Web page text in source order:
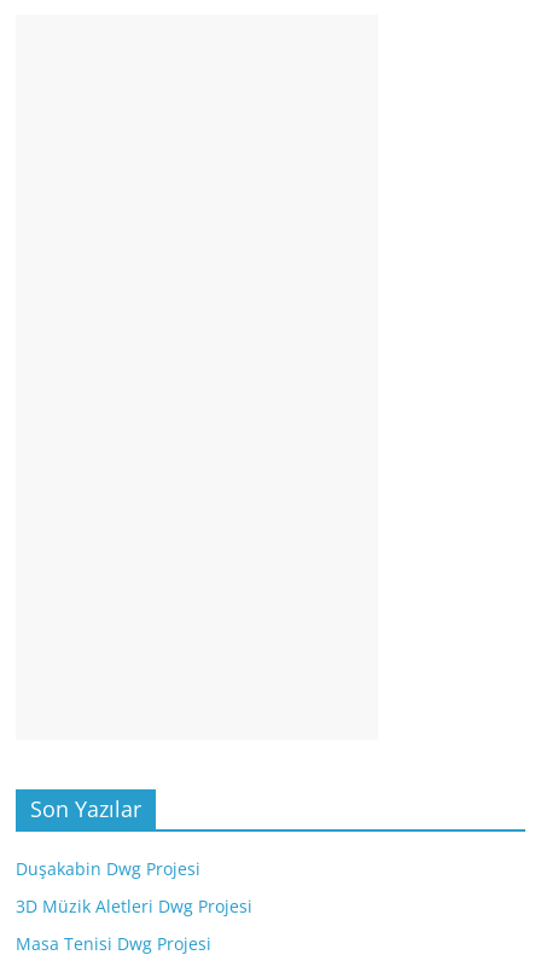
Son Yazılar
Duşakabin Dwg Projesi
3D Müzik Aletleri Dwg Projesi
Masa Tenisi Dwg Projesi